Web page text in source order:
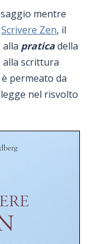
mentre
Scrivere Zen, il
praticadella
scrittura
permeato da
nel risvolto